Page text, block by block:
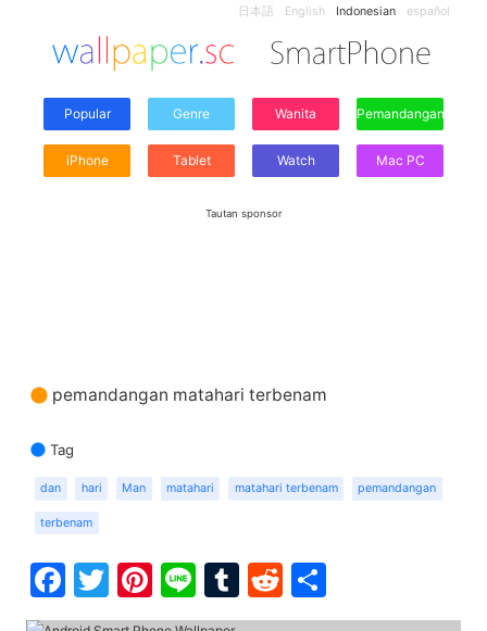
日本語 English Indonesian español
Popular Genre Wanita Pemandangan
iPhone Tablet Watch Mac PC
Tautan sponsor
pemandangan matahari terbenam
Tag
dan hari Man matahari matahari terbenam pemandangan
terbenam
Facebook
Twitter
Pinterest
LineTumblr
Reddit